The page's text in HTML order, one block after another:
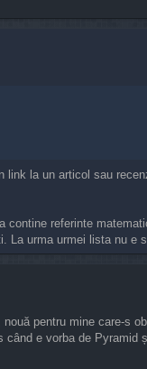
la un articol sau
referinte
La urma urmei lista nu e
pentru mine care-s
când e vorba de Pyramid